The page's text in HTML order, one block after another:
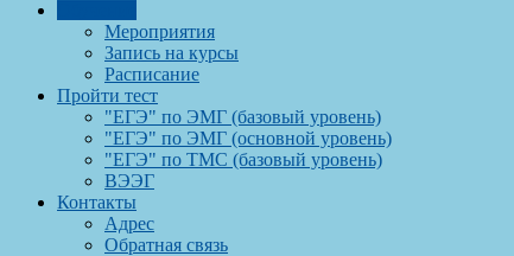
Мероприятия
Запись на курсы
Расписание
Пройти тест
"ЕГЭ" по ЭМГ (базовый уровень)
"ЕГЭ" по ЭМГ (основной уровень)
"ЕГЭ" по ТМС (базовый уровень)
ВЭЭГ
Контакты
Адрес
Обратная связь